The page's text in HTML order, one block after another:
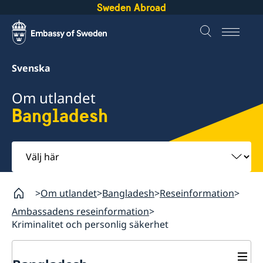
Sweden Abroad
Svenska
Om utlandet
Bangladesh
Välj
här
Om utlandet Bangladesh Reseinformation
Ambassadens reseinformation
Kriminalitet och personlig säkerhet